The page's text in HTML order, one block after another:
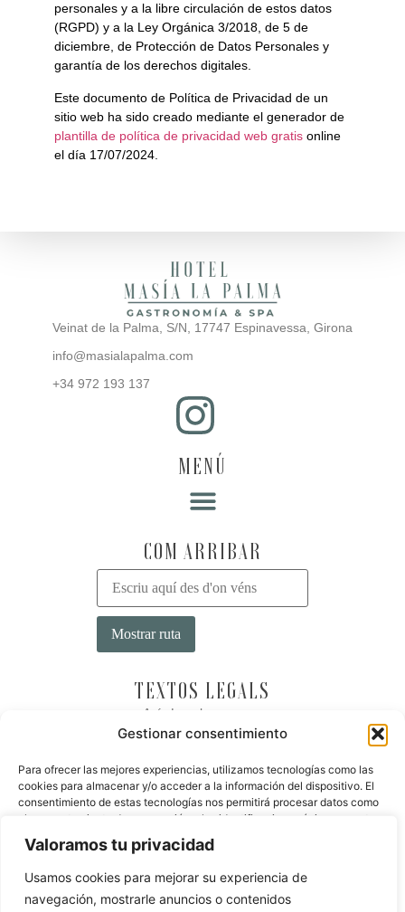
Valoramos tu privacidad
Usamos cookies para mejorar su experiencia de
navegación, mostrarle anuncios o contenidos
Gestionar consentimiento
Para ofrecer las mejores experiencias, utilizamos tecnologías como las
cookies para almacenar y/o acceder a la información del dispositivo. El
consentimiento de estas tecnologías nos permitirá procesar datos como
el comportamiento de navegación o las identificaciones únicas en este
sitio. No consentir o retirar el consentimiento, puede afectar
negativamente a ciertas características y funciones.
Aceptar
personales y a la libre circulación de estos datos
(RGPD) y a la Ley Orgánica 3/2018, de 5 de
diciembre, de Protección de Datos Personales y
garantía de los derechos digitales.
Este documento de Política de Privacidad de un
sitio web ha sido creado mediante el generador de
plantilla de política de privacidad web gratis online
el día 17/07/2024.
Veinat de la Palma, S/N, 17747 Espinavessa, Girona
info@masialapalma.com
+34 972 193 137
MENÚ
COM ARRIBAR
TEXTOS LEGALS
Avís Legal
Política de Privadesa
Política de Cookies
Resolució de litigis
LLOC WEB OFICIAL
Ets a la web oficial de
& SPA. Per aquest motiu, no trobaràs un millor preu en línia.
A més, et podrem oferir una reserva immediata i un tracte